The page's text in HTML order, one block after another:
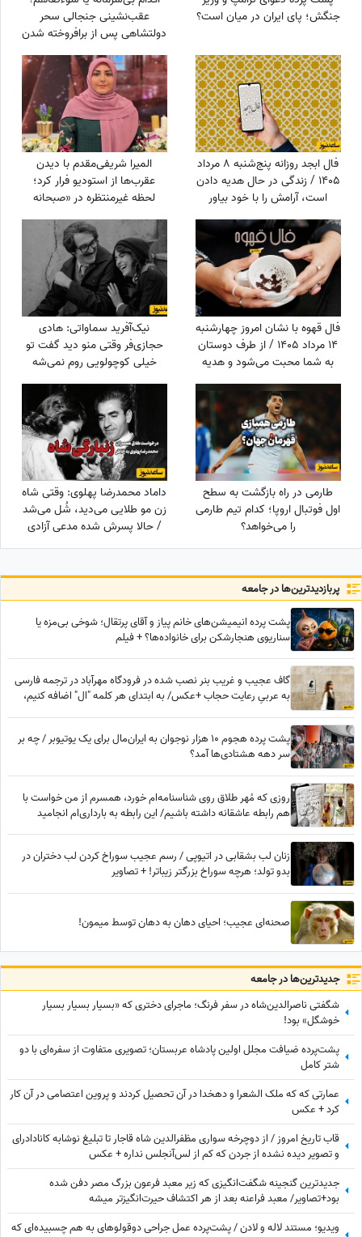
جنگش؛ پای ایران در میان است؟
عقب‌نشینی جنجالی سحر
دولتشاهی پس از برافروخته شدن
غضب عمومی در پی استوری
«اذان»!
فال ابجد روزانه پنج‌شنبه 8 مرداد
1405 / زندگی در حال هدیه دادن
است، آرامش را با خود بیاور
المیرا شریفی‌مقدم با دیدن
عقرب‌ها از استودیو فرار کرد؛
لحظه غیرمنتظره در «صبحانه
ایرانی» + ویدئو
فال قهوه با نشان امروز چهارشنبه
14 مرداد 1405 / از طرف دوستان
به شما محبت می‌شود و هدیه
گرانبهایی دریافت خواهید کرد
نیک‌آفرید سماواتی: هادی
حجازی‌فر وقتی منو دید گفت تو
خیلی کوچولویی روم نمی‌شه
عاشقت بشم !
طارمی در راه بازگشت به سطح
اول فوتبال اروپا؛ کدام تیم طارمی
را می‌خواهد؟
داماد محمدرضا پهلوی: وقتی شاه
زن مو طلایی می‌دید، شُل می‌شد
/ حالا پسرش شده مدعی آزادی
زنان!!!
پربازدید‌ترین‌ها در جامعه
پشت پرده انیمیشن‌های خانم پیاز و آقای پرتقال؛ شوخی بی‌مزه یا
سناریوی هنجارشکن برای خانواده‌ها؟ + فیلم
گاف عجیب و غریب بنر نصب شده در فرودگاه مهرآباد در ترجمه فارسی
به عربیِ رعایت حجاب +عکس/ به ابتدای هر کلمه "ال" اضافه کنیم،
پشت پرده هجوم 10 هزار نوجوان به ایران‌مال برای یک یوتیوبر / چه بر
سر دهه هشتادی‌ها آمد؟
روزی که مُهر طلاق روی شناسنامه‌ام خورد، همسرم از من خواست با
هم رابطه عاشقانه داشته باشیم/ این رابطه به بارداری‌ام انجامید
زنان لب بشقابی در اتیوپی / رسم عجیب سوراخ کردن لب دختران در
بدو تولد؛ هرچه سوراخ بزرگتر زیباتر! + تصاویر
صحنه‌ای عجیب؛ احیای دهان به دهان توسط میمون!
جدید‌ترین‌ها در جامعه
شگفتی ناصرالدین‌شاه در سفر فرنگ؛ ماجرای دختری که «بسیار بسیار بسیار
خوشگل» بود!
پشت‌پرده ضیافت مجلل اولین پادشاه عربستان؛ تصویری متفاوت از سفره‌ای با دو
شتر کامل
عمارتی که که ملک الشعرا و دهخدا در آن تحصیل کردند و پروین اعتصامی در آن کار
کرد + عکس
قاب تاریخ امروز / از دوچرخه سواری مظفرالدین شاه قاجار تا تبلیغ نوشابه ‌کانادادرای
و تصویر دیده نشده از جردن که کم از لس‌آنجلس نداره + عکس
جدیدترین گنجینه شگفت‌انگیزی که زیر معبد فرعون بزرگ مصر دفن شده
بود+تصاویر/ معبد فراعنه بعد از هر اکتشاف حیرت‌انگیزتر میشه
ویدیو؛ مستند لاله و لادن / پشت‌پرده عمل جراحی دوقولوهای به هم چسبیده‌ای که